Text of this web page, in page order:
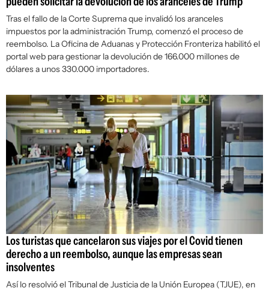
Tras el fallo de la Corte Suprema que invalidó los aranceles
impuestos por la administración Trump, comenzó el proceso de
reembolso. La Oficina de Aduanas y Protección Fronteriza habilitó el
portal web para gestionar la devolución de 166.000 millones de
dólares a unos 330.000 importadores.
Los turistas que cancelaron sus viajes por el Covid tienen
derecho a un reembolso, aunque las empresas sean
insolventes
Así lo resolvió el Tribunal de Justicia de la Unión Europea (TJUE), en